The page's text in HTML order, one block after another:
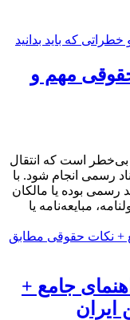
مهم و
بی‌خطر است که انتقال
رسمی انجام شود. با
رسمی بوده یا مالکان
مبایعه‌نامه یا
جامع +
ایران